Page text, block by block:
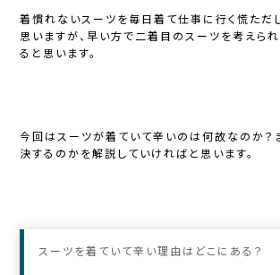
着慣れないスーツを毎日着て仕事に行く慌ただ
思いますが、早い方で二着目のスーツを考えら
ると思います。
今回はスーツが着ていて辛いのは何故なのか？
決するのかを解説していければと思います。
スーツを着ていて辛い理由はどこにある？